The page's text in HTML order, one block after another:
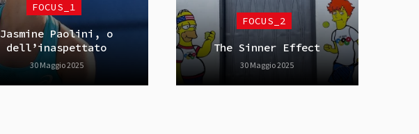
FOCUS_1
Jasmine Paolini, o
dell’inaspettato
30 Maggio 2025
FOCUS_2
The Sinner Effect
30 Maggio 2025